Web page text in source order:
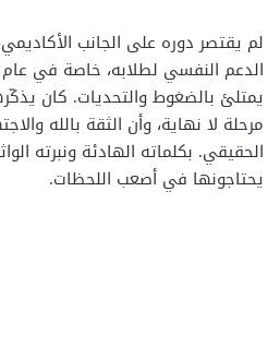
لم يقتصر دوره على الجانب
الدعم النفسي لطلابه، خاصة في عام
يمتلئ بالضغوط والتحديات. كان
مرحلة لا نهاية، وأن الثقة بالله
الحقيقي. بكلماته الهادئة ونبرته
يحتاجونها في أصعب اللحظات.